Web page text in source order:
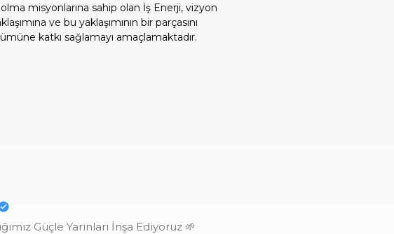
misyonlarına sahip olan İş Enerji, vizyon
ve bu yaklaşımının bir parçasını
katkı sağlamayı amaçlamaktadır.
Güçle Yarınları İnşa Ediyoruz 🌱